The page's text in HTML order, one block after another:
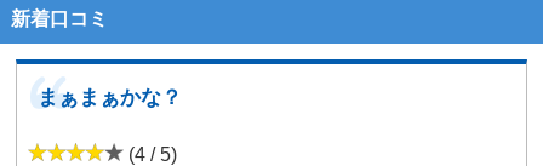
新着口コミ
まぁまぁかな？
(4 / 5)